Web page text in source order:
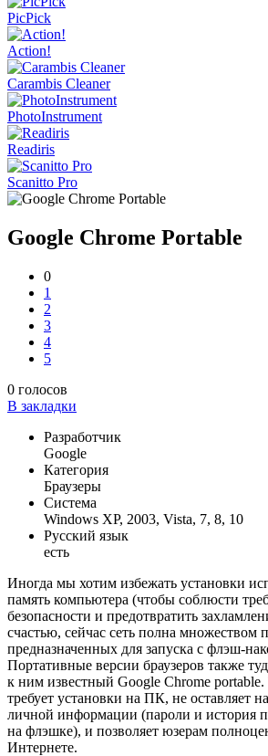
PicPick
Action!
Carambis Cleaner
PhotoInstrument
Readiris
Scanitto Pro
Google Chrome Portable
0
1
2
3
4
5
0 голосов
В закладки
Разработчик
Google
Категория
Браузеры
Система
Windows XP, 2003, Vista, 7, 8, 10
Русский язык
есть
Иногда мы хотим избежать установки
память компьютера (чтобы соблюсти
безопасности и предотвратить
счастью, сейчас сеть полна множеством
предназначенных для запуска с флэш-
Портативные версии браузеров также
к ним известный Google Chrome
требует установки на ПК, не оставляет
личной информации (пароли и история
на флэшке), и позволяет юзерам
Интернете.